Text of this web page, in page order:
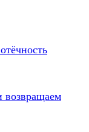
возвращаем